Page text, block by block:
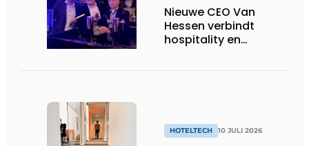
Nieuwe CEO Van
Hessen verbindt
hospitality en
HOTELTECH 10 JULI 2026